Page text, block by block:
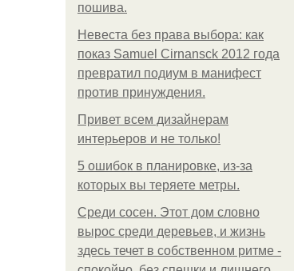
пошива.
Невеста без права выбора: как
показ Samuel Cirnansck 2012 года
превратил подиум в манифест
против принуждения.
Привет всем дизайнерам
интерьеров и не только!
5 ошибок в планировке, из-за
которых вы теряете метры.
Среди сосен. Этот дом словно
вырос среди деревьев, и жизнь
здесь течет в собственном ритме -